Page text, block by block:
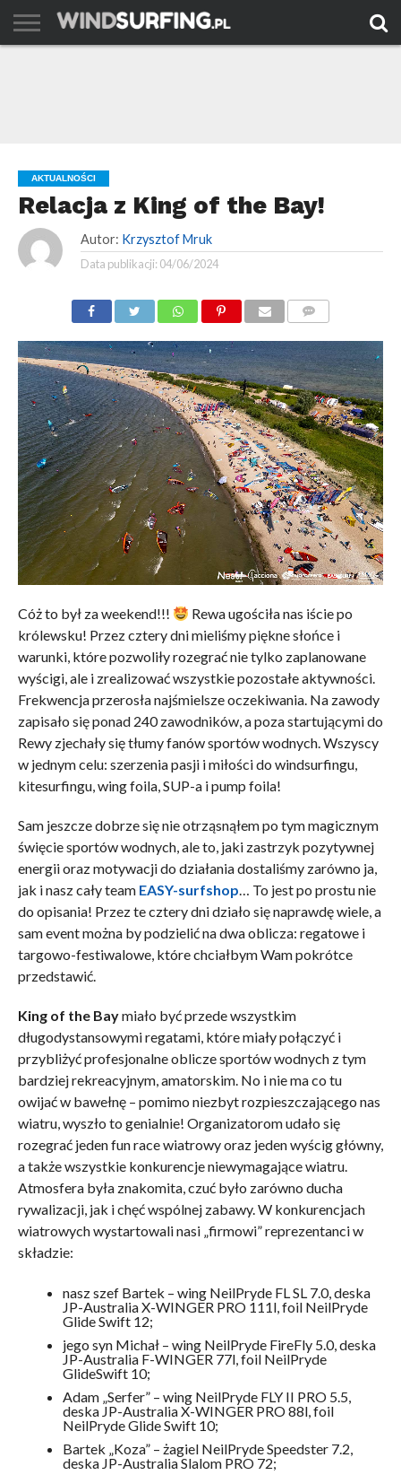
AKTUALNOŚCI
Relacja z King of the Bay!
Autor: Krzysztof Mruk
Data publikacji: 04/06/2024
Cóż to był za weekend!!!
Rewa ugościła nas iście po
królewsku! Przez cztery dni mieliśmy piękne słońce i
warunki, które pozwoliły rozegrać nie tylko zaplanowane
wyścigi, ale i zrealizować wszystkie pozostałe aktywności.
Frekwencja przerosła najśmielsze oczekiwania. Na zawody
zapisało się ponad 240 zawodników, a poza startującymi do
Rewy zjechały się tłumy fanów sportów wodnych. Wszyscy
w jednym celu: szerzenia pasji i miłości do windsurfingu,
kitesurfingu, wing foila, SUP-a i pump foila!
Sam jeszcze dobrze się nie otrząsnąłem po tym magicznym
święcie sportów wodnych, ale to, jaki zastrzyk pozytywnej
energii oraz motywacji do działania dostaliśmy zarówno ja,
jak i nasz cały team EASY-surfshop… To jest po prostu nie
do opisania! Przez te cztery dni działo się naprawdę wiele, a
sam event można by podzielić na dwa oblicza: regatowe i
targowo-festiwalowe, które chciałbym Wam pokrótce
przedstawić.
King of the Baymiało być przede wszystkim
długodystansowymi regatami, które miały połączyć i
przybliżyć profesjonalne oblicze sportów wodnych z tym
bardziej rekreacyjnym, amatorskim. No i nie ma co tu
owijać w bawełnę – pomimo niezbyt rozpieszczającego nas
wiatru, wyszło to genialnie! Organizatorom udało się
rozegrać jeden fun race wiatrowy oraz jeden wyścig główny,
a także wszystkie konkurencje niewymagające wiatru.
Atmosfera była znakomita, czuć było zarówno ducha
rywalizacji, jak i chęć wspólnej zabawy. W konkurencjach
wiatrowych wystartowali nasi „firmowi” reprezentanci w
składzie:
nasz szef Bartek – wing NeilPryde FL SL 7.0, deska
JP-Australia X-WINGER PRO 111l, foil NeilPryde
Glide Swift 12;
jego syn Michał – wing NeilPryde FireFly 5.0, deska
JP-Australia F-WINGER 77l, foil NeilPryde
GlideSwift 10;
Adam „Serfer” – wing NeilPryde FLY II PRO 5.5,
deska JP-Australia X-WINGER PRO 88l, foil
NeilPryde Glide Swift 10;
Bartek „Koza” – żagiel NeilPryde Speedster 7.2,
deska JP-Australia Slalom PRO 72;